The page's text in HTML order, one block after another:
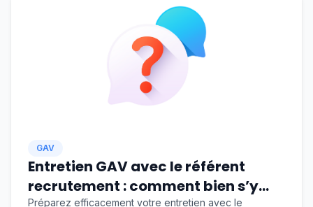
GAV
Entretien GAV avec le référent
recrutement : comment bien s’y
Préparez efficacement votre entretien avec le